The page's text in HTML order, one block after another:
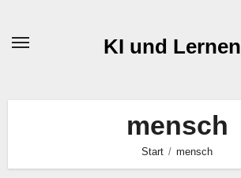
KI und Lernen
mensch
Start mensch